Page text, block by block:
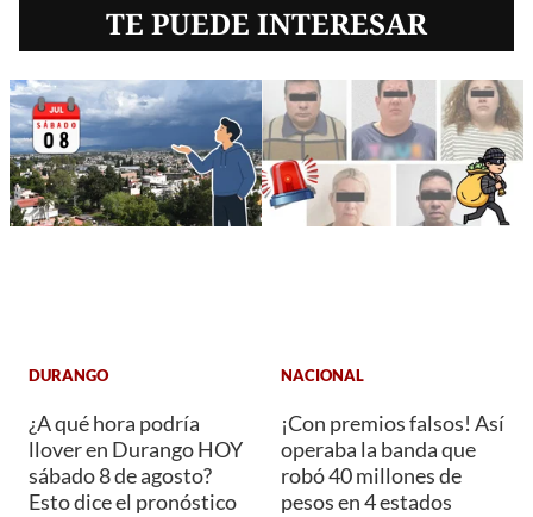
TE PUEDE INTERESAR
DURANGO
¿A qué hora podría
llover en Durango HOY
sábado 8 de agosto?
Esto dice el pronóstico
NACIONAL
¡Con premios falsos! Así
operaba la banda que
robó 40 millones de
pesos en 4 estados